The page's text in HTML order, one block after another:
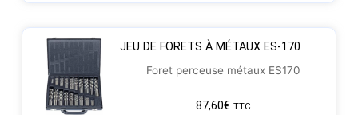
JEU DE FORETS À MÉTAUX ES-170
Foret perceuse métaux ES170
87,60€ TTC